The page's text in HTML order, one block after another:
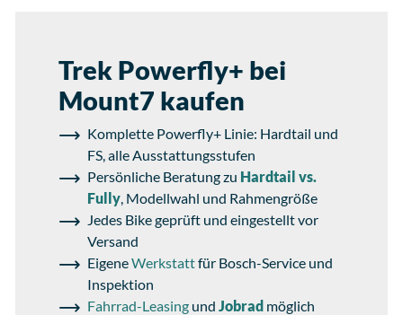
Trek Powerfly+ bei
Mount7 kaufen
Komplette Powerfly+ Linie: Hardtail und
FS, alle Ausstattungsstufen
Persönliche Beratung zu Hardtail vs.
Fully, Modellwahl und Rahmengröße
Jedes Bike geprüft und eingestellt vor
Versand
EigeneWerkstattfür Bosch-Service und
Inspektion
Fahrrad-Leasing und Jobrad möglich